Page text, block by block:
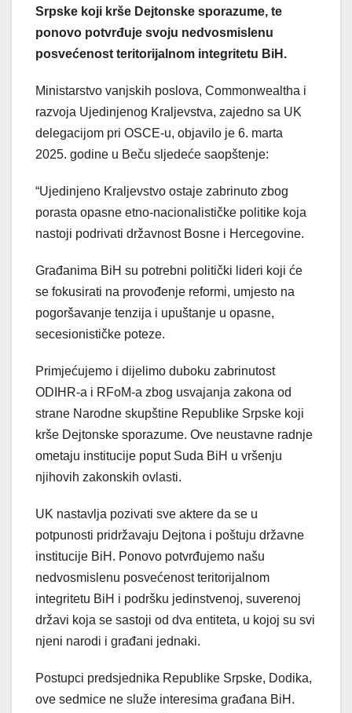
Srpske koji krše Dejtonske sporazume, te
ponovo potvrđuje svoju nedvosmislenu
posvećenost teritorijalnom integritetu BiH.
Ministarstvo vanjskih poslova, Commonwealtha i
razvoja Ujedinjenog Kraljevstva, zajedno sa UK
delegacijom pri OSCE-u, objavilo je 6. marta
2025. godine u Beču sljedeće saopštenje:
“Ujedinjeno Kraljevstvo ostaje zabrinuto zbog
porasta opasne etno-nacionalističke politike koja
nastoji podrivati državnost Bosne i Hercegovine.
Građanima BiH su potrebni politički lideri koji će
se fokusirati na provođenje reformi, umjesto na
pogoršavanje tenzija i upuštanje u opasne,
secesionističke poteze.
Primjećujemo i dijelimo duboku zabrinutost
ODIHR-a i RFoM-a zbog usvajanja zakona od
strane Narodne skupštine Republike Srpske koji
krše Dejtonske sporazume. Ove neustavne radnje
ometaju institucije poput Suda BiH u vršenju
njihovih zakonskih ovlasti.
UK nastavlja pozivati sve aktere da se u
potpunosti pridržavaju Dejtona i poštuju državne
institucije BiH. Ponovo potvrđujemo našu
nedvosmislenu posvećenost teritorijalnom
integritetu BiH i podršku jedinstvenoj, suverenoj
državi koja se sastoji od dva entiteta, u kojoj su svi
njeni narodi i građani jednaki.
Postupci predsjednika Republike Srpske, Dodika,
ove sedmice ne služe interesima građana BiH.